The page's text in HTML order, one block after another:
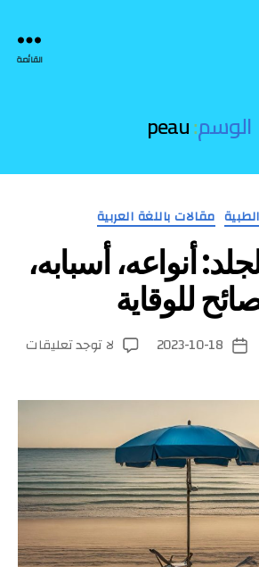
القائمة
الوسم:peau
التصنيفات
مقالات باللغة العربية
أنواعه، أسبابه،
للوقاية
تاريخ2023-10-18 لا توجد تعليقاتعلى